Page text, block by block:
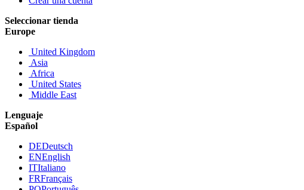
Seleccionar tienda
Europe
United Kingdom
Asia
Africa
United States
Middle East
Lenguaje
Español
DEDeutsch
ENEnglish
ITItaliano
FRFrançais